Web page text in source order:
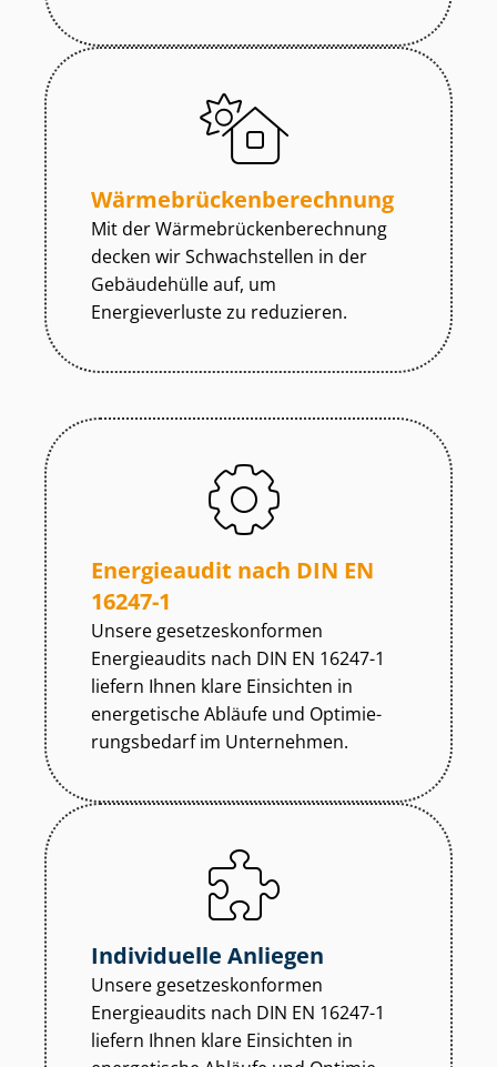
Wär­me­brü­cken­be­rech­nung
Mit der Wär­me­brü­cken­be­rech­nung
decken wir Schwachstellen in der
Gebäudehülle auf, um
Energieverluste zu reduzieren.
Energieaudit nach DIN EN
16247-1
Unsere ge­set­zes­kon­for­men
Energieaudits nach DIN EN 16247-1
liefern Ihnen klare Einsichten in
energetische Abläufe und Op­ti­mie­
rungs­be­darf im Unternehmen.
Individuelle Anliegen
Unsere ge­set­zes­kon­for­men
Energieaudits nach DIN EN 16247-1
liefern Ihnen klare Einsichten in